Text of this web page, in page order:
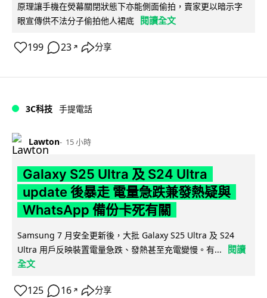
原理讓手機在熒幕關閉狀態下亦能側面偷拍，賣家更以暗示字
眼宣傳供不法分子偷拍他人裙底
閱讀全文
199 23 ↗ 分享
3C科技 手提電話
Lawton 15 小時
Galaxy S25 Ultra 及 S24 Ultra
update 後暴走 電量急跌兼發熱疑與
WhatsApp 備份卡死有關
Samsung 7 月安全更新後，大批 Galaxy S25 Ultra 及 S24
Ultra 用戶反映裝置電量急跌、發熱甚至充電變慢。有...
閱讀
全文
125 16 ↗ 分享